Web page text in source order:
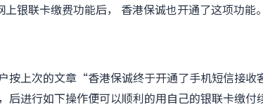
上银联卡缴费功能后， 香港保诚也开通了这项功能。
按上次的文章“香港保诚终于开通了手机短信接
后进行如下操作便可以顺利的用自己的银联卡缴付